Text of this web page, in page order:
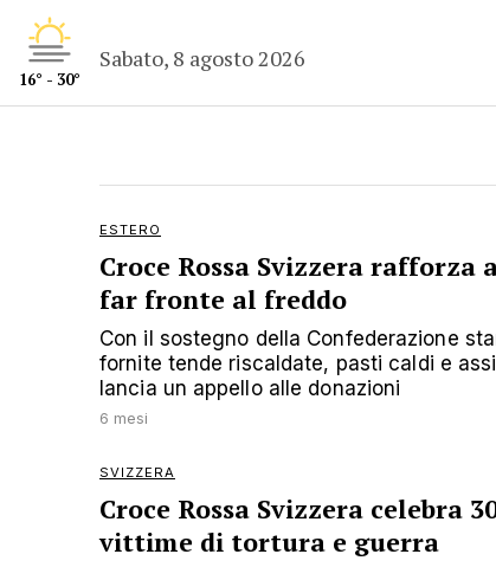
16° - 30°
Sabato, 8 agosto 2026
ESTERO
Croce Rossa Svizzera
far fronte al freddo
Con il sostegno della Confederazione
fornite tende riscaldate, pasti caldi e
lancia un appello alle donazioni
6 mesi
SVIZZERA
Croce Rossa Svizzera celebra
vittime di tortura e guerra